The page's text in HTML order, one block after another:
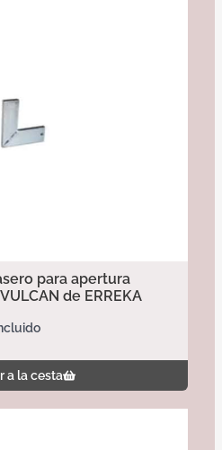
para apertura
de ERREKA
a la cesta